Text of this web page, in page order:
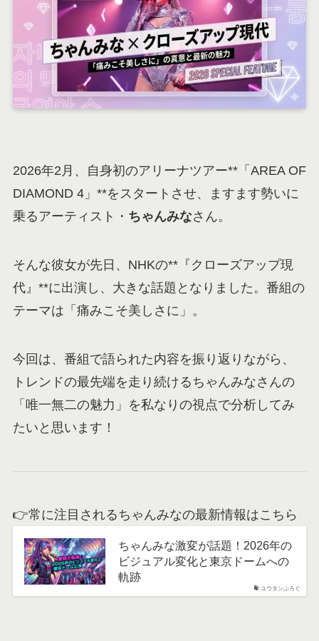
2026年2月、自身初のアリーナツアー**「AREA OF
DIAMOND 4」**をスタートさせ、ますます勢いに
乗るアーティスト・ ちゃんみなさん。
そんな彼女が先日、NHKの**『クローズアップ現
代』**に出演し、大きな話題となりました。番組の
テーマは「痛みこそ美しさに」。
今回は、番組で語られた内容を振り返りながら、
トレンドの最先端を走り続けるちゃんみなさんの
「唯一無二の魅力」を私なりの視点で分析してみ
たいと思います！
👉常に注目されるちゃんみなの最新情報はこちら
ユウタンぶろぐ
ちゃんみな激変が話題！2026年の
ビジュアル変化と東京ドームへの
軌跡